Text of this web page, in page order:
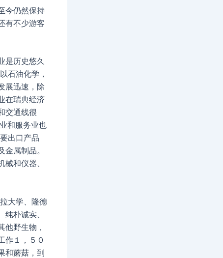
今仍然保持
有不少游客
是历史悠久
石油化学，
展迅速，除
在瑞典经济
交通线很
和服务业也
出口产品
属制品。
和仪器、
大学、隆德
朴诚实、
野生物，
作１，５０
和蘑菇，到